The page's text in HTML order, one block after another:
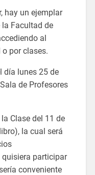
hay un ejemplar
Facultad de
al
por clases.
día lunes 25 de
de Profesores
Clase del 11 de
la cual será
quisiera participar
conveniente